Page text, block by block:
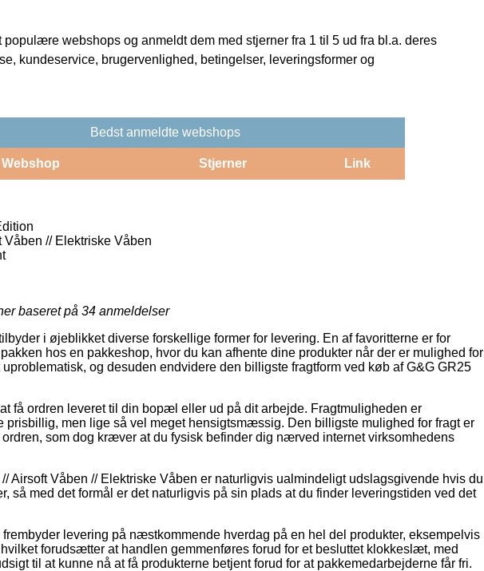
webshops og anmeldt dem med stjerner fra 1 til 5 ud fra bl.a. deres
kundeservice, brugervenlighed, betingelser, leveringsformer og
Bedst anmeldte webshops
Webshop Stjerner Link
Våben // Elektriske Våben
baseret på 34 anmeldelser
i øjeblikket diverse forskellige former for levering. En af favoritterne er for
hos en pakkeshop, hvor du kan afhente dine produkter når der er mulighed for
og desuden endvidere den billigste fragtform ved køb af G&G GR25
få ordren leveret til din bopæl eller ud på dit arbejde. Fragtmuligheden er
men lige så vel meget hensigtsmæssig. Den billigste mulighed for fragt er
som dog kræver at du fysisk befinder dig nærved internet virksomhedens
Airsoft Våben // Elektriske Våben er naturligvis ualmindeligt udslagsgivende hvis du
så med det formål er det naturligvis på sin plads at du finder leveringstiden ved det
frembyder levering på næstkommende hverdag på en hel del produkter, eksempelvis
forudsætter at handlen gemmenføres forud for et besluttet klokkeslæt, med
til at kunne nå at få produkterne betjent forud for at pakkemedarbejderne får fri.